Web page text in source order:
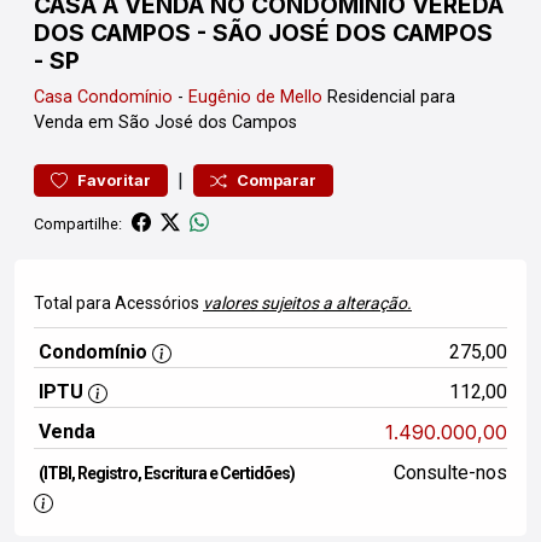
DOS CAMPOS - SÃO JOSÉ DOS CAMPOS
- SP
Casa Condomínio - Eugênio de Mello Residencial para
Venda em São José dos Campos
Favoritar | Comparar
Compartilhe:
Total para Acessórios valores sujeitos a alteração.
Condomínio
275,00
IPTU
112,00
Venda
1.490.000,00
(ITBI, Registro, Escritura e Certidões) Consulte-nos